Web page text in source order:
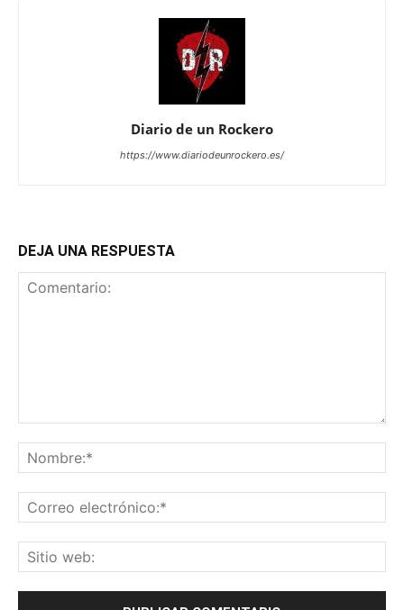
Diario de un Rockero
https://www.diariodeunrockero.es/
DEJA UNA RESPUESTA